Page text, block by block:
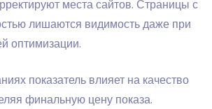
места сайтов. Страницы с
лишаются видимость даже при
оптимизации.
показатель влияет на качество
финальную цену показа.